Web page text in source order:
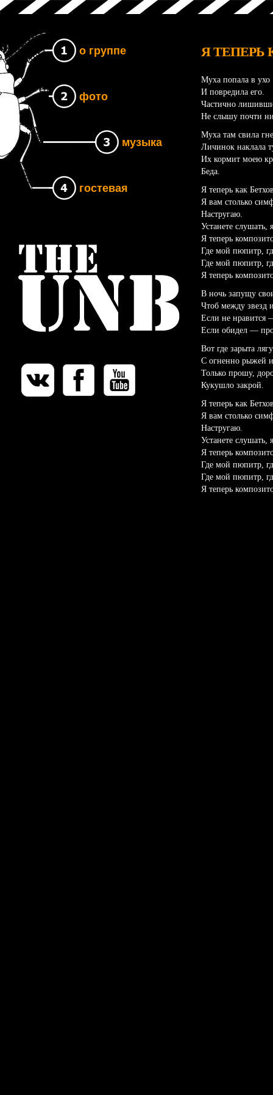
о группе
фото
музыка
гостевая
Группа The UNB
Я ТЕПЕРЬ
Муха попала в ухо
И повредила его.
Частично
Не слышу почти
Муха там свила
Личинок наклала
Их кормит моею
Беда.
Я теперь как
Я вам столько
Настругаю.
Устанете слушать,
Я теперь
Где мой пюпитр,
Где мой пюпитр,
Я теперь
В ночь запущу
Чтоб между звезд
Если не нравится
Если обидел —
Вот где зарыта
С огненно рыжей
Только прошу,
Кукушло закрой.
Я теперь как
Я вам столько
Настругаю.
Устанете слушать,
Я теперь
Где мой пюпитр,
Где мой пюпитр,
Я теперь